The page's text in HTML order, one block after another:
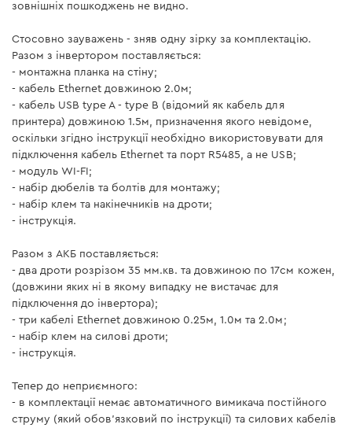
зовнішніх пошкоджень не видно.
Стосовно зауважень - зняв одну зірку за комплектацію.
Разом з інвертором поставляється:
- монтажна планка на стіну;
- кабель Ethernet довжиною 2.0м;
- кабель USB type A - type B (відомий як кабель для
принтера) довжиною 1.5м, призначення якого невідоме,
оскільки згідно інструкції необхідно використовувати для
підключення кабель Ethernet та порт R5485, а не USB;
- модуль WI-FI;
- набір дюбелів та болтів для монтажу;
- набір клем та накінечників на дроти;
- інструкція.
Разом з АКБ поставляється:
- два дроти розрізом 35 мм.кв. та довжиною по 17см кожен,
(довжини яких ні в якому випадку не вистачає для
підключення до інвертора);
- три кабелі Ethernet довжиною 0.25м, 1.0м та 2.0м;
- набір клем на силові дроти;
- інструкція.
Тепер до неприємного:
- в комплектації немає автоматичного вимикача постійного
струму (який обов'язковий по інструкції) та силових кабелів